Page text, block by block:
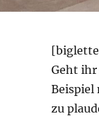
Geht ihr
Beispiel
zu